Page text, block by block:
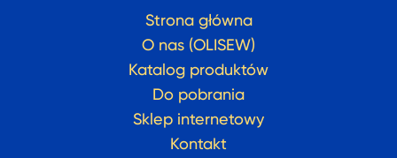
Strona główna
O nas (OLISEW)
Katalog produktów
Do pobrania
Sklep internetowy
Kontakt